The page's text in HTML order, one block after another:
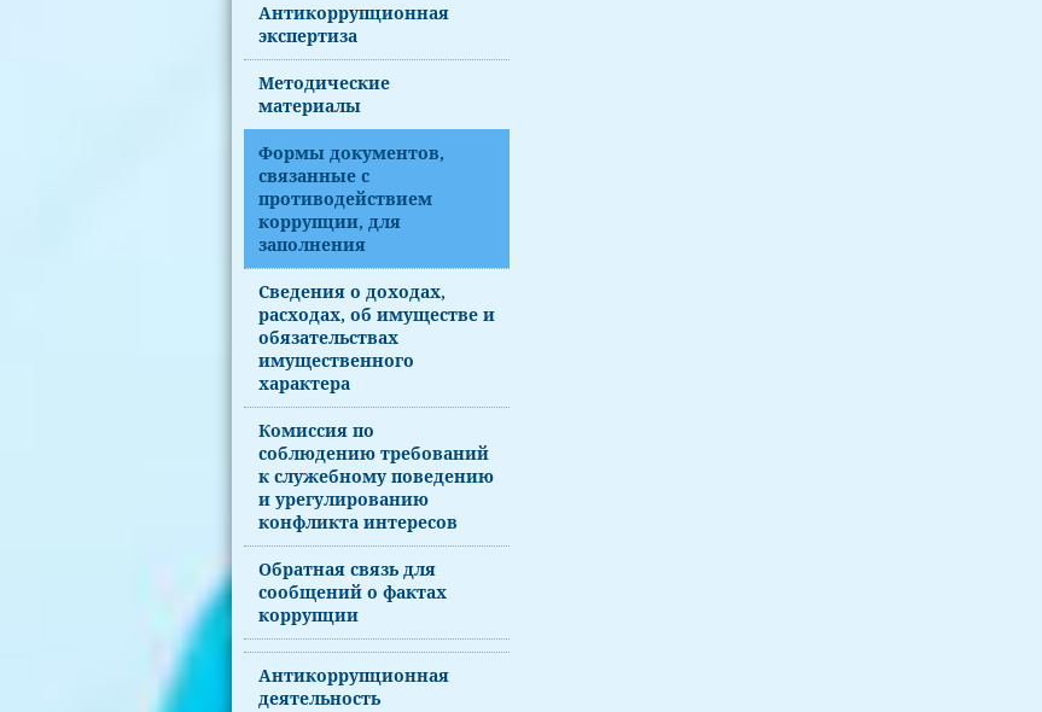
Антикоррупционная
экспертиза
Методические
материалы
Формы документов,
связанные с
противодействием
коррупции, для
заполнения
Сведения о доходах,
расходах, об имуществе и
обязательствах
имущественного
характера
Комиссия по
соблюдению требований
к служебному поведению
и урегулированию
конфликта интересов
Обратная связь для
сообщений о фактах
коррупции
Антикоррупционная
деятельность